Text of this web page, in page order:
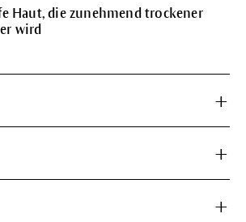
Haut, die zunehmend trockener
wird